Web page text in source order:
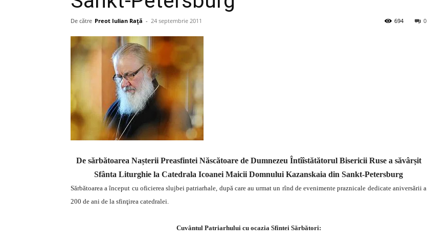
De către Preot Iulian Raţă - 24 septembrie 2011 0
694
De sărbătoarea Nașterii Preasfintei Născătoare de Dumnezeu Întîîstătătorul Bisericii Ruse a săvârșit
Sfânta Liturghie la Catedrala Icoanei Maicii Domnului Kazanskaia din Sankt-Petersburg
Sărbătoarea a început cu oficierea slujbei patriarhale, după care au urmat un rînd de evenimente praznicale dedicate aniversării a
200 de ani de la sfinţirea catedralei.
Cuvântul Patriarhului cu ocazia Sfintei Sărbători: